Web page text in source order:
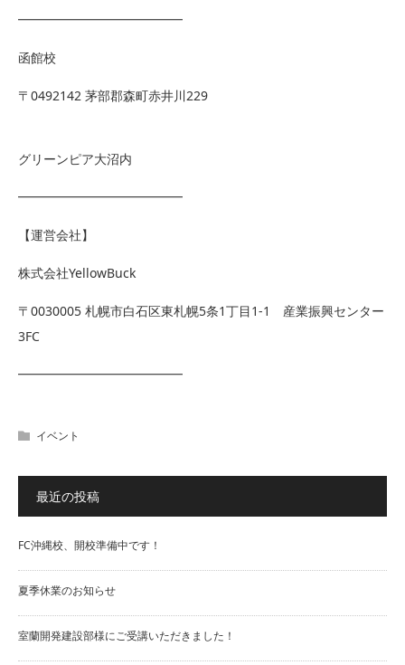
━━━━━━━━━━━━━
函館校
〒0492142 茅部郡森町赤井川229
グリーンピア大沼内
━━━━━━━━━━━━━
【運営会社】
株式会社YellowBuck
〒0030005 札幌市白石区東札幌5条1丁目1-1 産業振興センター
3FC
━━━━━━━━━━━━━
イベント
最近の投稿
FC沖縄校、開校準備中です！
夏季休業のお知らせ
室蘭開発建設部様にご受講いただきました！